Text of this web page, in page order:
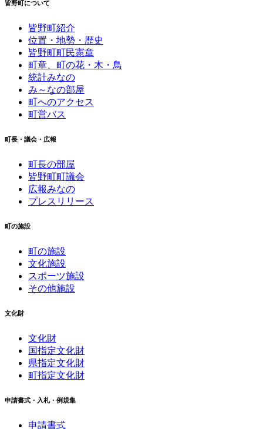
皆野町について
皆野町紹介
位置・地勢・歴史
皆野町町民憲章
町章、町の花・木・鳥
統計みなの
み～なの部屋
町へのアクセス
町営バス
町長・議会・広報
町長の部屋
皆野町町議会
広報みなの
プレスリリース
町の施設
町の施設
文化施設
スポーツ施設
その他施設
文化財
文化財
国指定文化財
県指定文化財
町指定文化財
申請書式・入札・例規集
申請書式